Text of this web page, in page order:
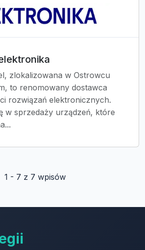
zlokalizowana w Ostrowcu
to renomowany dostawca
rozwiązań elektronicznych.
w sprzedaży urządzeń, które
1 - 7 z 7 wpisów